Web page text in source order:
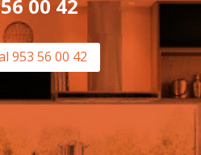
00 42
953 56 00 42